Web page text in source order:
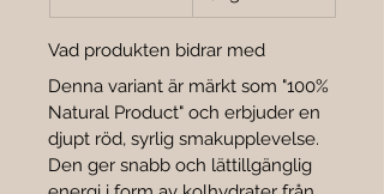
Vad produkten bidrar med
Denna variant är märkt som "100%
Natural Product" och erbjuder en
djupt röd, syrlig smakupplevelse.
Den ger snabb och lättillgänglig